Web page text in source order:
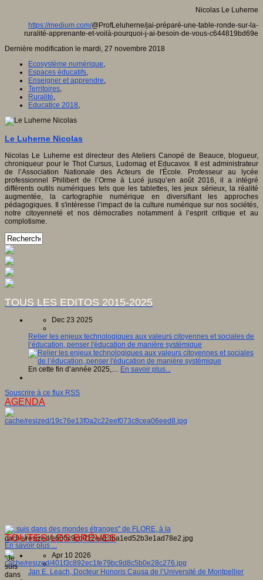
Nicolas Le Luherne
https://medium.com/@ProfLeluherne/jai-préparé-une-table-ronde-sur-la-
ruralité-apprenante-et-voilà-pourquoi-j-ai-besoin-de-vous-c644819bd69e
Dernière modification le mardi, 27 novembre 2018
Ecosystème numérique,
Espaces éducatifs,
Enseigner et apprendre,
Territoires,
Ruralité,
Educatice 2018,
Le Luherne Nicolas
Nicolas Le Luherne est directeur des Ateliers Canopé de Beauce, blogueur,
chroniqueur pour le Thot Cursus, Ludomag et Educavox. Il est administrateur
de l’Association Nationale des Acteurs de l'École. Professeur au lycée
professionnel Philibert de l’Orme à Lucé jusqu’en août 2016, il a intégré
différents outils numériques tels que les tablettes, les jeux sérieux, la réalité
augmentée, la cartographie numérique en diversifiant les approches
pédagogiques. Il s'intéresse l’impact de la culture numérique sur nos sociétés,
notre citoyenneté et nos démocraties notamment à l’esprit critique et au
complotisme.
TOUS LES EDITOS 2015-2025
Dec 23 2025
Relier les enjeux technologiques aux valeurs citoyennes et sociales de
l’éducation, penser l'éducation de manière systémique
En cette fin d’année 2025,… En savoir plus...
Souscrire à ce flux RSS
AGENDA
"Je suis dans des mondes étranges" de FLORE, à la
...
En savoir plus ...
"Je
suis
dans
TOUTES LES BRÈVES
Apr 10 2026
Jan E. Leach, Docteur Honoris Causa de l’Université de Montpellier